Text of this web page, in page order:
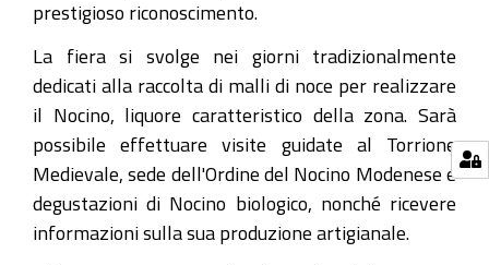
prestigioso riconoscimento.
La fiera si svolge nei giorni tradizionalmente
dedicati alla raccolta di malli di noce per realizzare
il Nocino, liquore caratteristico della zona. Sarà
possibile effettuare visite guidate al Torrione
Medievale, sede dell'Ordine del Nocino Modenese e
degustazioni di Nocino biologico, nonché ricevere
informazioni sulla sua produzione artigianale.